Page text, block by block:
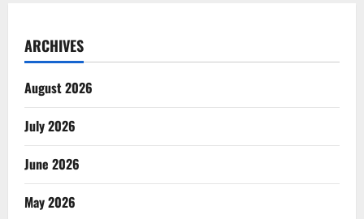
ARCHIVES
August 2026
July 2026
June 2026
May 2026